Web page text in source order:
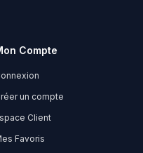
Compte
un compte
Client
Favoris